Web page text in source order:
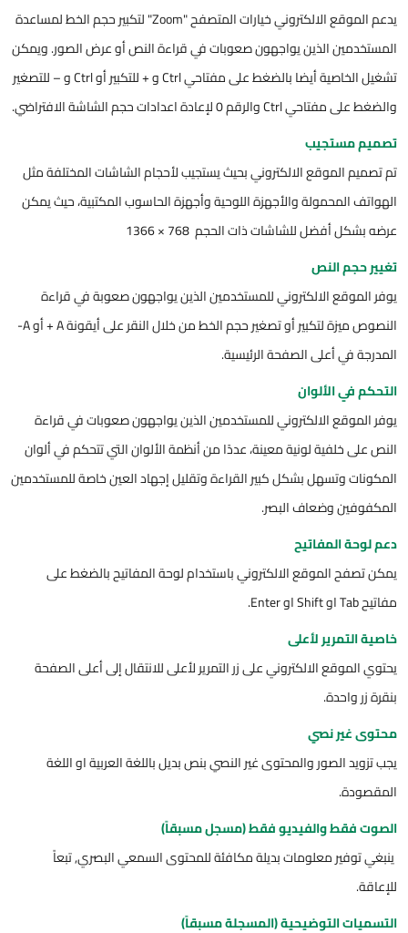
يدعم الموقع الالكتروني خيارات المتصفح "Zoom" لتكبير حجم الخط لمساعدة
المستخدمين الذين يواجهون صعوبات في قراءة النص أو عرض الصور. ويمكن
تشغيل الخاصية أيضا بالضغط على مفتاحي Ctrl و + للتكبير أو Ctrl و – للتصغير
والضغط على مفتاحي Ctrl والرقم 0 لإعادة اعدادات حجم الشاشة الافتراضي.
تصميم مستجيب
تم تصميم الموقع الالكتروني بحيث يستجيب لأحجام الشاشات المختلفة مثل
الهواتف المحمولة والأجهزة اللوحية وأجهزة الحاسوب المكتبية، حيث يمكن
عرضه بشكل أفضل للشاشات ذات الحجم 768 × 1366
تغيير حجم النص
يوفر الموقع الالكتروني للمستخدمين الذين يواجهون صعوبة في قراءة
النصوص ميزة لتكبير أو تصغير حجم الخط من خلال النقر على أيقونة A + أو A-
المدرجة في أعلى الصفحة الرئيسية.
التحكم في الألوان
يوفر الموقع الالكتروني للمستخدمين الذين يواجهون صعوبات في قراءة
النص على خلفية لونية معينة، عددًا من أنظمة الألوان التي تتحكم في ألوان
المكونات وتسهل بشكل كبير القراءة وتقليل إجهاد العين خاصة للمستخدمين
المكفوفين وضعاف البصر.
دعم لوحة المفاتيح
يمكن تصفح الموقع الالكتروني باستخدام لوحة المفاتيح بالضغط على
مفاتيح Tab او Shift او Enter.
خاصية التمرير لأعلى
يحتوي الموقع الالكتروني على زر التمرير لأعلى للانتقال إلى أعلى الصفحة
بنقرة زر واحدة.
محتوى غير نصي
يجب تزويد الصور والمحتوى غير النصي بنص بديل باللغة العربية او اللغة
المقصودة.
الصوت فقط والفيديو فقط (مسجل مسبقاً)
ينبغي توفير معلومات بديلة مكافئة للمحتوى السمعي البصري, تبعاً
للإعاقة.
التسميات التوضيحية (المسجلة مسبقاً)